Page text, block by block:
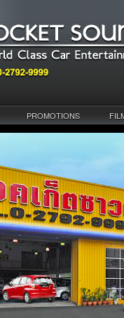
PROMOTIONS